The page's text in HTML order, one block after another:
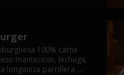
100% carne
mantecoso, lechuga,
longaniza parrillera